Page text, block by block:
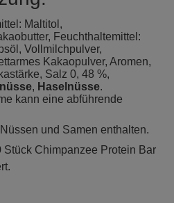
Maltitol,
Feuchthaltemittel:
Vollmilchpulver,
Kakaopulver, Aromen,
Salz 0, 48 %,
, Haselnüsse.
kann eine abführende
und Samen enthalten.
Stück Chimpanzee Protein Bar